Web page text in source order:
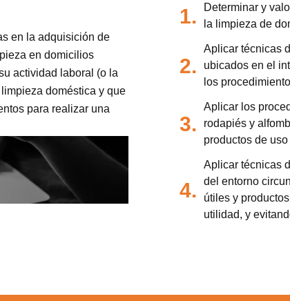
en la adquisición de
en domicilios
actividad laboral (o la
doméstica y que
para realizar una
1.
Determinar y
la limpieza de
2.
Aplicar técnicas
ubicados en el
los
3.
Aplicar los
rodapiés y
productos de
4.
Aplicar técnicas
del entorno
útiles y
utilidad, y